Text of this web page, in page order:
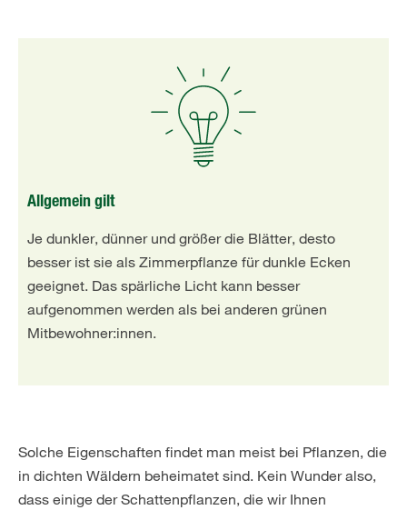
Allgemein gilt
Je dunkler, dünner und größer die Blätter, desto
besser ist sie als Zimmerpflanze für dunkle Ecken
geeignet. Das spärliche Licht kann besser
aufgenommen werden als bei anderen grünen
Mitbewohner:innen.
Solche Eigenschaften findet man meist bei Pflanzen, die
in dichten Wäldern beheimatet sind. Kein Wunder also,
dass einige der Schattenpflanzen, die wir Ihnen